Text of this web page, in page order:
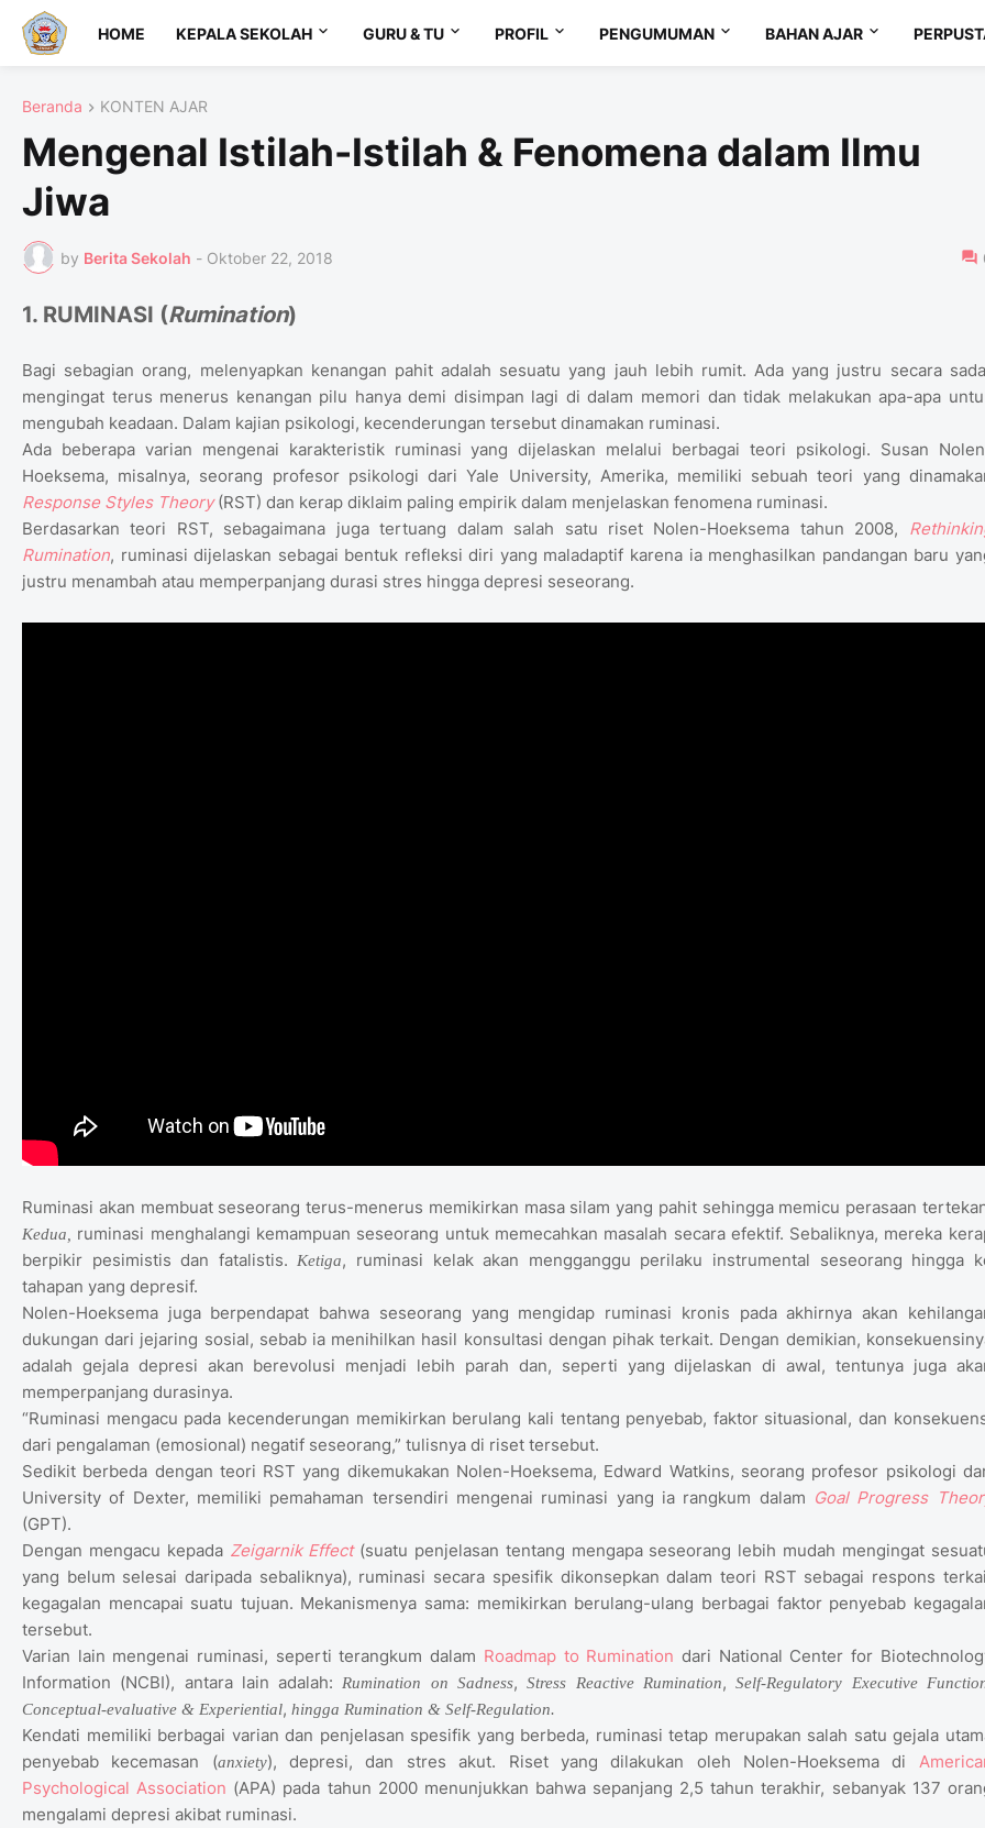
HOME KEPALA SEKOLAH GURU & TU PROFIL PENGUMUMAN BAHAN AJAR
Beranda KONTEN AJAR
Mengenal Istilah-Istilah & Fenomena dalam Ilmu
Jiwa
by Berita Sekolah - Oktober 22, 2018
1. RUMINASI (Rumination)
Bagi sebagian orang, melenyapkan kenangan pahit adalah sesuatu yang jauh lebih rumit. Ada yang justru secara
mengingat terus menerus kenangan pilu hanya demi disimpan lagi di dalam memori dan tidak melakukan apa-apa
mengubah keadaan. Dalam kajian psikologi, kecenderungan tersebut dinamakan ruminasi.
Ada beberapa varian mengenai karakteristik ruminasi yang dijelaskan melalui berbagai teori psikologi. Susan
Hoeksema, misalnya, seorang profesor psikologi dari Yale University, Amerika, memiliki sebuah teori yang
Response Styles Theory(RST) dan kerap diklaim paling empirik dalam menjelaskan fenomena ruminasi.
Berdasarkan teori RST, sebagaimana juga tertuang dalam salah satu riset Nolen-Hoeksema tahun 2008,
Rumination, ruminasi dijelaskan sebagai bentuk refleksi diri yang maladaptif karena ia menghasilkan pandangan baru
justru menambah atau memperpanjang durasi stres hingga depresi seseorang.
Ruminasi akan membuat seseorang terus-menerus memikirkan masa silam yang pahit sehingga memicu perasaan
Kedua,
ruminasi menghalangi kemampuan seseorang untuk memecahkan masalah secara efektif. Sebaliknya, mereka
berpikir pesimistis dan fatalistis.
Ketiga, ruminasi kelak akan mengganggu perilaku instrumental seseorang hingga
tahapan yang depresif.
Nolen-Hoeksema juga berpendapat bahwa seseorang yang mengidap ruminasi kronis pada akhirnya akan
dukungan dari jejaring sosial, sebab ia menihilkan hasil konsultasi dengan pihak terkait. Dengan demikian,
adalah gejala depresi akan berevolusi menjadi lebih parah dan, seperti yang dijelaskan di awal, tentunya juga
memperpanjang durasinya.
“Ruminasi mengacu pada kecenderungan memikirkan berulang kali tentang penyebab, faktor situasional, dan
dari pengalaman (emosional) negatif seseorang,” tulisnya di riset tersebut.
Sedikit berbeda dengan teori RST yang dikemukakan Nolen-Hoeksema, Edward Watkins, seorang profesor psikologi
University of Dexter, memiliki pemahaman tersendiri mengenai ruminasi yang ia rangkum dalam Goal Progress
(GPT).
Dengan mengacu kepada Zeigarnik Effect(suatu penjelasan tentang mengapa seseorang lebih mudah mengingat
yang belum selesai daripada sebaliknya), ruminasi secara spesifik dikonsepkan dalam teori RST sebagai respons
kegagalan mencapai suatu tujuan. Mekanismenya sama: memikirkan berulang-ulang berbagai faktor penyebab
tersebut.
Varian lain mengenai ruminasi, seperti terangkum dalam Roadmap to Rumination dari National Center for
Information (NCBI), antara lain adalah:
Rumination on Sadness, Stress Reactive Rumination,Self-Regulatory Executive
Conceptual-evaluative & Experiential, hingga Rumination & Self-Regulation.
Kendati memiliki berbagai varian dan penjelasan spesifik yang berbeda, ruminasi tetap merupakan salah satu gejala
penyebab kecemasan (anxiety), depresi, dan stres akut. Riset yang dilakukan oleh Nolen-Hoeksema di
Psychological Association (APA) pada tahun 2000 menunjukkan bahwa sepanjang 2,5 tahun terakhir, sebanyak 137
mengalami depresi akibat ruminasi.